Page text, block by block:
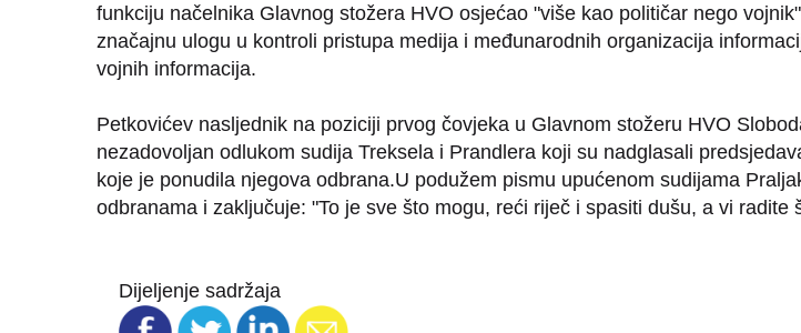
funkciju načelnika Glavnog stožera HVO osjećao "više kao političar nego
značajnu ulogu u kontroli pristupa medija i međunarodnih organizacija
vojnih informacija.
Petkovićev nasljednik na poziciji prvog čovjeka u Glavnom stožeru HVO
nezadovoljan odlukom sudija Treksela i Prandlera koji su nadglasali
koje je ponudila njegova odbrana.U podužem pismu upućenom sudijama
odbranama i zaključuje: "To je sve što mogu, reći riječ i spasiti dušu, a vi radite
Dijeljenje sadržaja